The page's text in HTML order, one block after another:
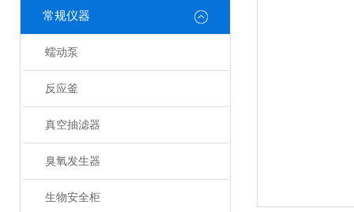
常规仪器
蠕动泵
反应釜
真空抽滤器
臭氧发生器
生物安全柜